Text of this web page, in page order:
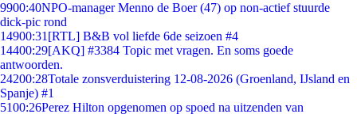
9900:40NPO-manager Menno de Boer (47) op non-actief stuurde
dick-pic rond
14900:31 [RTL] B&B vol liefde 6de seizoen #4
14400:29[AKQ] #3384 Topic met vragen. En soms goede
antwoorden.
24200:28Totale zonsverduistering 12-08-2026 (Groenland, IJsland en
Spanje) #1
5100:26Perez Hilton opgenomen op spoed na uitzenden van